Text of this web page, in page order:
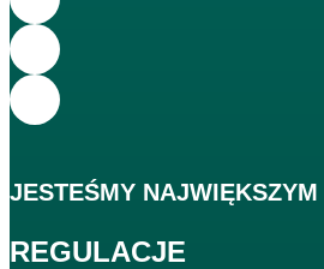
JESTEŚMY NAJWIĘKSZYM
REGULACJE